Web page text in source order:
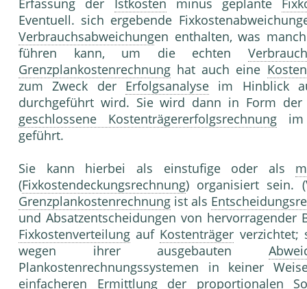
Erfassung der Istkosten minus geplante
Eventuell. sich ergebende
Verbrauchsabweichungen enthalten, was
führen kann, um die echten
Grenzplankostenrechnung hat auch eine
zum Zweck der Erfolgsanalyse im Hinblick
durchgeführt wird. Sie wird dann in Form
geschlossene Kostenträgererfolgsrechnungim
geführt.
Sie kann hierbei als einstufige oder als
(Fixkostendeckungsrechnung) organisiert sein.
Grenzplankostenrechnung ist als
und Absatzentscheidungen von
Fixkostenverteilung auf Kostenträger verzichtet;
wegen ihrer ausgebauten
Plankostenrechnungssystemen in keiner
einfacheren Ermittlung der proportionalen